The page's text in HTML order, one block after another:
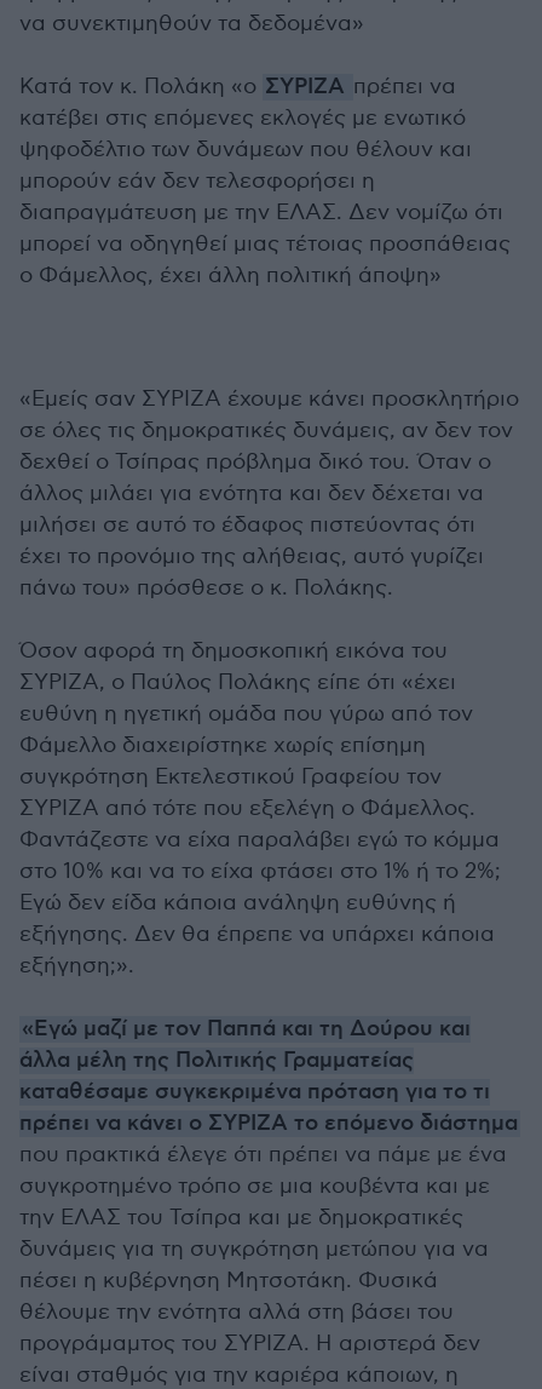
να συνεκτιμηθούν τα δεδομένα»
Κατά τον κ. Πολάκη «ο ΣΥΡΙΖΑ πρέπει να
κατέβει στις επόμενες εκλογές με ενωτικό
ψηφοδέλτιο των δυνάμεων που θέλουν και
μπορούν εάν δεν τελεσφορήσει η
διαπραγμάτευση με την ΕΛΑΣ. Δεν νομίζω ότι
μπορεί να οδηγηθεί μιας τέτοιας προσπάθειας
ο Φάμελλος, έχει άλλη πολιτική άποψη»
«Εμείς σαν ΣΥΡΙΖΑ έχουμε κάνει προσκλητήριο
σε όλες τις δημοκρατικές δυνάμεις, αν δεν τον
δεχθεί ο Τσίπρας πρόβλημα δικό του. Όταν ο
άλλος μιλάει για ενότητα και δεν δέχεται να
μιλήσει σε αυτό το έδαφος πιστεύοντας ότι
έχει το προνόμιο της αλήθειας, αυτό γυρίζει
πάνω του» πρόσθεσε ο κ. Πολάκης.
Όσον αφορά τη δημοσκοπική εικόνα του
ΣΥΡΙΖΑ, ο Παύλος Πολάκης είπε ότι «έχει
ευθύνη η ηγετική ομάδα που γύρω από τον
Φάμελλο διαχειρίστηκε χωρίς επίσημη
συγκρότηση Εκτελεστικού Γραφείου τον
ΣΥΡΙΖΑ από τότε που εξελέγη ο Φάμελλος.
Φαντάζεστε να είχα παραλάβει εγώ το κόμμα
στο 10% και να το είχα φτάσει στο 1% ή το 2%;
Εγώ δεν είδα κάποια ανάληψη ευθύνης ή
εξήγησης. Δεν θα έπρεπε να υπάρχει κάποια
εξήγηση;».
«Εγώ μαζί με τον Παππά και τη Δούρου και
άλλα μέλη της Πολιτικής Γραμματείας
καταθέσαμε συγκεκριμένα πρόταση για το τι
πρέπει να κάνει ο ΣΥΡΙΖΑ το επόμενο διάστημα
που πρακτικά έλεγε ότι πρέπει να πάμε με ένα
συγκροτημένο τρόπο σε μια κουβέντα και με
την ΕΛΑΣ του Τσίπρα και με δημοκρατικές
δυνάμεις για τη συγκρότηση μετώπου για να
πέσει η κυβέρνηση Μητσοτάκη. Φυσικά
θέλουμε την ενότητα αλλά στη βάσει του
προγράμαμτος του ΣΥΡΙΖΑ. Η αριστερά δεν
είναι σταθμός για την καριέρα κάποιων, η